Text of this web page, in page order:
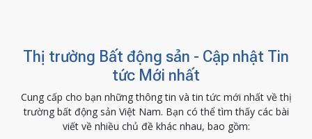
Thị trường Bất động sản - Cập nhật Tin
tức Mới nhất
Cung cấp cho bạn những thông tin và tin tức mới nhất về thị
trường bất động sản Việt Nam. Bạn có thể tìm thấy các bài
viết về nhiều chủ đề khác nhau, bao gồm: